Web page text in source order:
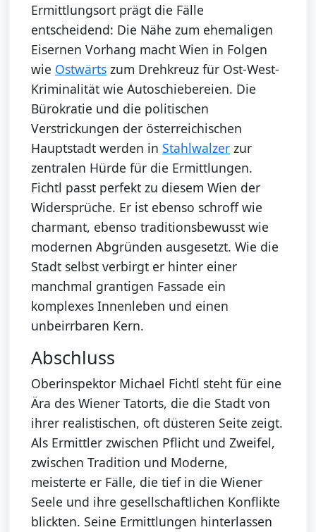
Ermittlungsort prägt die Fälle
entscheidend: Die Nähe zum ehemaligen
Eisernen Vorhang macht Wien in Folgen
wie Ostwärts zum Drehkreuz für Ost-West-
Kriminalität wie Autoschiebereien. Die
Bürokratie und die politischen
Verstrickungen der österreichischen
Hauptstadt werden in Stahlwalzer zur
zentralen Hürde für die Ermittlungen.
Fichtl passt perfekt zu diesem Wien der
Widersprüche. Er ist ebenso schroff wie
charmant, ebenso traditionsbewusst wie
modernen Abgründen ausgesetzt. Wie die
Stadt selbst verbirgt er hinter einer
manchmal grantigen Fassade ein
komplexes Innenleben und einen
unbeirrbaren Kern.
Abschluss
Oberinspektor Michael Fichtl steht für eine
Ära des Wiener Tatorts, die die Stadt von
ihrer realistischen, oft düsteren Seite zeigt.
Als Ermittler zwischen Pflicht und Zweifel,
zwischen Tradition und Moderne,
meisterte er Fälle, die tief in die Wiener
Seele und ihre gesellschaftlichen Konflikte
blickten. Seine Ermittlungen hinterlassen